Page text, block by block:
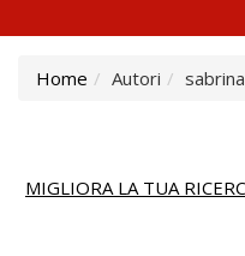
Home Autori
MIGLIORA LA TUA